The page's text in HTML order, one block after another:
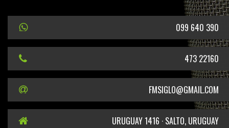
099 640 390
473 22160
FMSIGLO@GMAIL.COM
URUGUAY 1416 · SALTO, URUGUAY